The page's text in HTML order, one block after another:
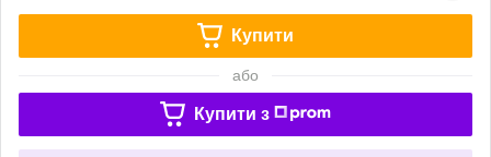
Купити
або
Купити з